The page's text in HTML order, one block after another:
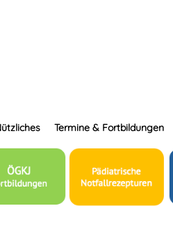
Termine & Fortbildungen